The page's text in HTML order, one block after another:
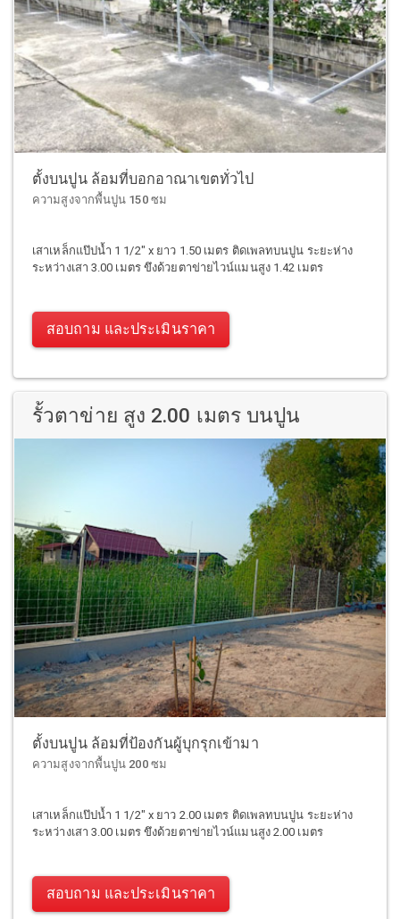
ตั้งบนปูน ล้อมที่บอกอาณาเขตทั่วไป
ความสูงจากพื้นปูน 150 ซม
เสาเหล็กแป๊ปน้ำ 1 1/2" x ยาว 1.50 เมตร ติดเพลทบนปูน ระยะห่าง
ระหว่างเสา 3.00 เมตร ขึงด้วยตาข่ายไวน์แมนสูง 1.42 เมตร
สอบถาม และประเมินราคา
รั้วตาข่าย สูง 2.00 เมตร บนปูน
ตั้งบนปูน ล้อมที่ป้องกันผู้บุกรุกเข้ามา
ความสูงจากพื้นปูน 200 ซม
เสาเหล็กแป๊ปน้ำ 1 1/2" x ยาว 2.00 เมตร ติดเพลทบนปูน ระยะห่าง
ระหว่างเสา 3.00 เมตร ขึงด้วยตาข่ายไวน์แมนสูง 2.00 เมตร
สอบถาม และประเมินราคา